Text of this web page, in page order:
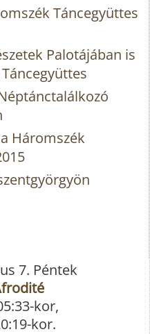
Táncegyüttes
Palotájában is
Háromszék
7. Péntek
kor,
kor.